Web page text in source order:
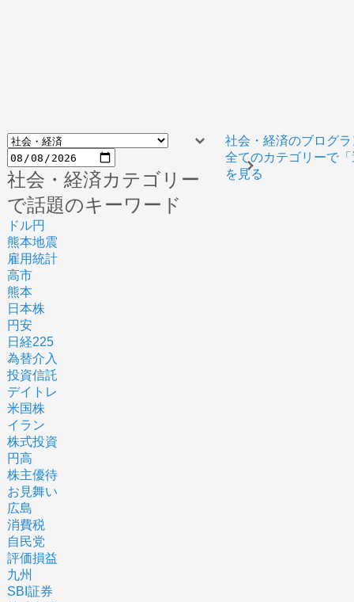
社会・経済カテゴリー
で話題のキーワード
ドル円
熊本地震
雇用統計
高市
熊本
日本株
円安
日経225
為替介入
投資信託
デイトレ
米国株
イラン
株式投資
円高
株主優待
お見舞い
広島
消費税
自民党
評価損益
九州
SBI証券
社会・経済のブログ
全てのカテゴリーで
を見る